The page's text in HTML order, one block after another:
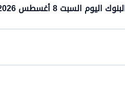
السبت 8 أغسطس 2026؟